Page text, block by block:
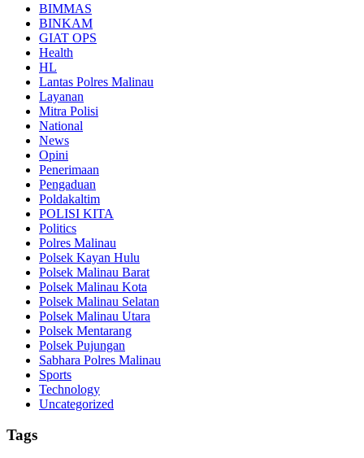
BIMMAS
BINKAM
GIAT OPS
Health
HL
Lantas Polres Malinau
Layanan
Mitra Polisi
National
News
Opini
Penerimaan
Pengaduan
Poldakaltim
POLISI KITA
Politics
Polres Malinau
Polsek Kayan Hulu
Polsek Malinau Barat
Polsek Malinau Kota
Polsek Malinau Selatan
Polsek Malinau Utara
Polsek Mentarang
Polsek Pujungan
Sabhara Polres Malinau
Sports
Technology
Uncategorized
Tags